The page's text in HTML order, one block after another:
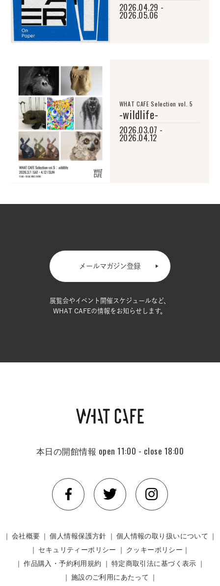
2026.04.29 -
2026.05.06
WHAT CAFE Selection vol. 5
-wildlife-
2026.03.07 -
2026.04.12
メールマガジン登録
展覧会やイベント開催スケジュールなど、
WHAT CAFEの情報をお知らせします。
本日の開館情報 open 11:00 - close 18:00
｜ 会社概要 ｜個人情報保護方針 ｜ 個人情報の取り扱いについて ｜
｜ セキュリティーポリシー ｜ クッキーポリシー｜
｜作品購入・予約利用規約 ｜ 特定商取引法に基づく表示 ｜
｜ 施設のご利用にあたって ｜